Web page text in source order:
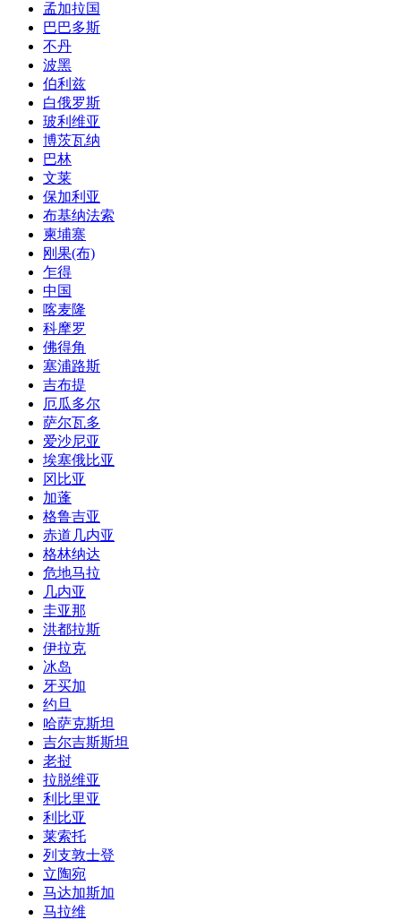
孟加拉国
巴巴多斯
不丹
波黑
伯利兹
白俄罗斯
玻利维亚
博茨瓦纳
巴林
文莱
保加利亚
布基纳法索
柬埔寨
刚果(布)
乍得
中国
喀麦隆
科摩罗
佛得角
塞浦路斯
吉布提
厄瓜多尔
萨尔瓦多
爱沙尼亚
埃塞俄比亚
冈比亚
加蓬
格鲁吉亚
赤道几内亚
格林纳达
危地马拉
几内亚
圭亚那
洪都拉斯
伊拉克
冰岛
牙买加
约旦
哈萨克斯坦
吉尔吉斯斯坦
老挝
拉脱维亚
利比里亚
利比亚
莱索托
列支敦士登
立陶宛
马达加斯加
马拉维